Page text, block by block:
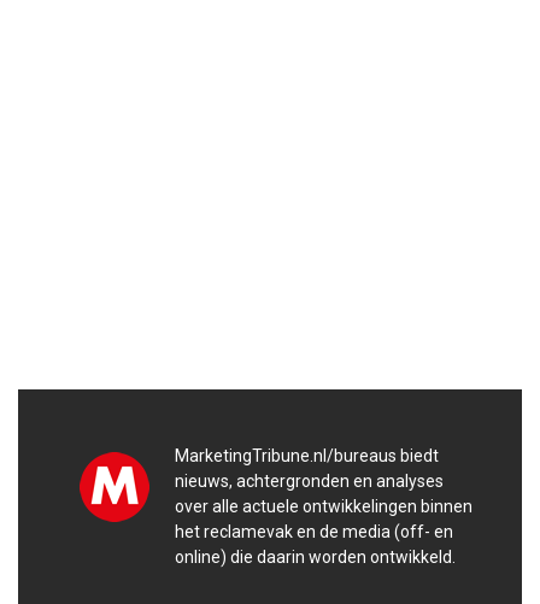
MarketingTribune.nl/bureaus biedt
nieuws, achtergronden en analyses
over alle actuele ontwikkelingen binnen
het reclamevak en de media (off- en
online) die daarin worden ontwikkeld.